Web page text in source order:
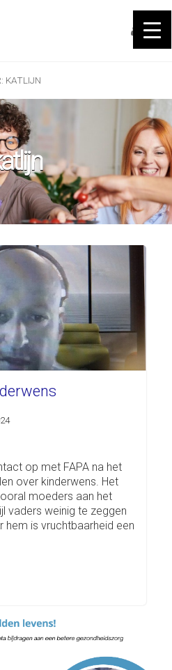
KATLIJN
op met FAPA na het
over kinderwens. Het
moeders aan het
vaders weinig te zeggen
hem is vruchtbaarheid een